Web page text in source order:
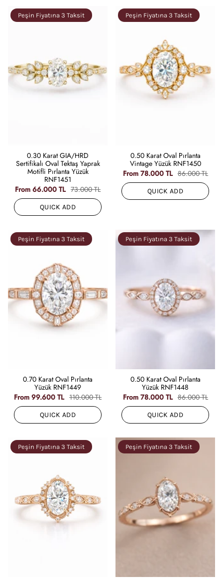
Peşin Fiyatına 3 Taksit
0.30 Karat GIA/HRD
Sertifikalı Oval Tektaş Yaprak
Motifli Pırlanta Yüzük
RNF1451
From 66.000 TL 73.000 TL
QUICK ADD
Peşin Fiyatına 3 Taksit
0.50 Karat Oval Pırlanta
Vintage Yüzük RNF1450
From78.000 TL 86.000 TL
QUICK ADD
Peşin Fiyatına 3 Taksit
0.70 Karat Oval Pırlanta
Yüzük RNF1449
From 99.600 TL 110.000 TL
QUICK ADD
Peşin Fiyatına 3 Taksit
0.50 Karat Oval Pırlanta
Yüzük RNF1448
From78.000 TL 86.000 TL
QUICK ADD
Peşin Fiyatına 3 Taksit Peşin Fiyatına 3 Taksit